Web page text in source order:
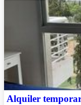
Alquiler